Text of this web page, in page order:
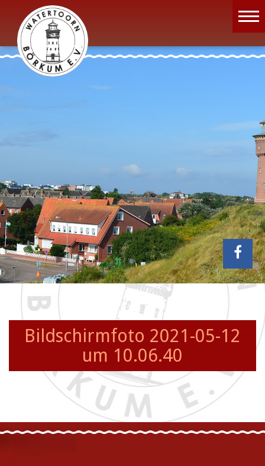
Wassermuseum
Öffnungszeiten
Projekte
Bildschirmfoto 2021-05-12
um 10.06.40